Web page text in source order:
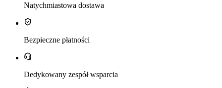
Natychmiastowa dostawa
Bezpieczne płatności
Dedykowany zespół wsparcia